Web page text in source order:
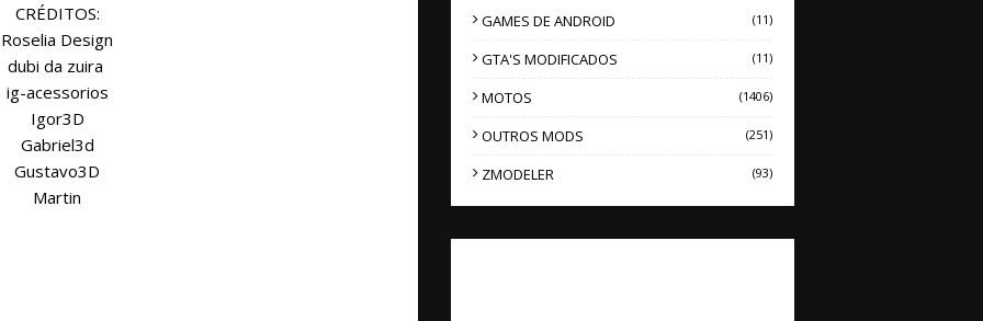
CRÉDITOS:
Roselia Design
dubi da zuira
ig-acessorios
Igor3D
Gabriel3d
Gustavo3D
Martin
GAMES DE ANDROID (11)
GTA'S MODIFICADOS (11)
MOTOS (1406)
OUTROS MODS (251)
ZMODELER (93)